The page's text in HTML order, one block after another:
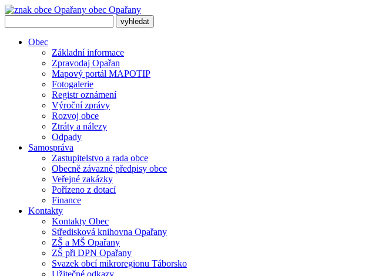
obec Opařany
Obec
Základní informace
Zpravodaj Opařan
Mapový portál MAPOTIP
Fotogalerie
Registr oznámení
Výroční zprávy
Rozvoj obce
Ztráty a nálezy
Odpady
Samospráva
Zastupitelstvo a rada obce
Obecně závazné předpisy obce
Veřejné zakázky
Pořízeno z dotací
Finance
Kontakty
Kontakty Obec
Středisková knihovna Opařany
ZŠ a MŠ Opařany
ZŠ při DPN Opařany
Svazek obcí mikroregionu Táborsko
Užitečné odkazy